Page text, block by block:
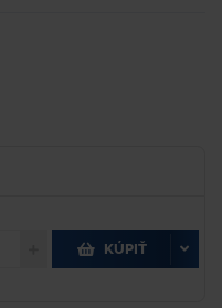
KÚPIŤ